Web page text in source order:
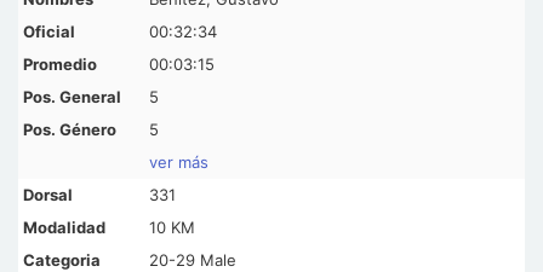
00:32:34
00:03:15
5
5
ver más
331
10 KM
20-29 Male